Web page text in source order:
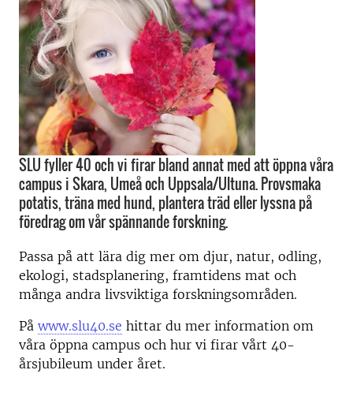
SLU fyller 40 och vi firar bland annat med att öppna våra
campus i Skara, Umeå och Uppsala/Ultuna. Provsmaka
potatis, träna med hund, plantera träd eller lyssna på
föredrag om vår spännande forskning.
Passa på att lära dig mer om djur, natur, odling,
ekologi, stadsplanering, framtidens mat och
många andra livsviktiga forskningsområden.
På www.slu40.se hittar du mer information om
våra öppna campus och hur vi firar vårt 40-
årsjubileum under året.